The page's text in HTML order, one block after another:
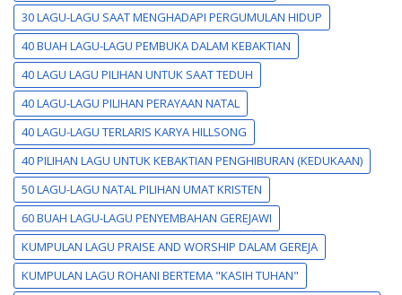
30 LAGU-LAGU SAAT MENGHADAPI PERGUMULAN HIDUP
40 BUAH LAGU-LAGU PEMBUKA DALAM KEBAKTIAN
40 LAGU LAGU PILIHAN UNTUK SAAT TEDUH
40 LAGU-LAGU PILIHAN PERAYAAN NATAL
40 LAGU-LAGU TERLARIS KARYA HILLSONG
40 PILIHAN LAGU UNTUK KEBAKTIAN PENGHIBURAN (KEDUKAAN)
50 LAGU-LAGU NATAL PILIHAN UMAT KRISTEN
60 BUAH LAGU-LAGU PENYEMBAHAN GEREJAWI
KUMPULAN LAGU PRAISE AND WORSHIP DALAM GEREJA
KUMPULAN LAGU ROHANI BERTEMA "KASIH TUHAN"